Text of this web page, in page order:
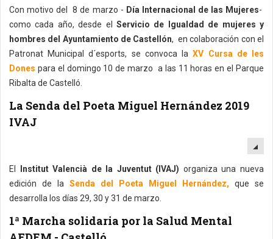
Con motivo del 8 de marzo - Día Internacional de las Mujeres-
como cada año, desde el Servicio de Igualdad de mujeres y
hombres del Ayuntamiento de Castellón, en colaboración con el
Patronat Municipal d´esports, se convoca la XV Cursa de les
Dones para el domingo 10 de marzo a las 11 horas en el Parque
Ribalta de Castelló.
La Senda del Poeta Miguel Hernández 2019
IVAJ
El Institut Valencià de la Juventut (IVAJ) organiza una nueva
edición de la Senda del Poeta Miguel Hernández, que se
desarrolla los días 29, 30 y 31 de marzo.
1ª Marcha solidaria por la Salud Mental